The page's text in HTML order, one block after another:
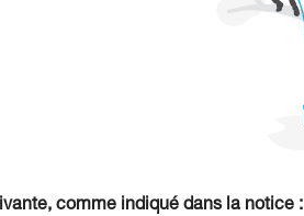
comme indiqué dans la notice :